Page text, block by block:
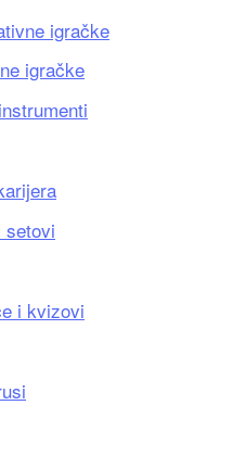
igračke
igračke
setovi
i kvizovi